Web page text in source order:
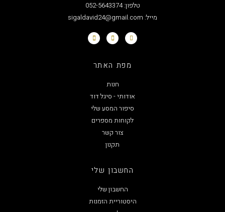
טלפון: 052-5643374
מפת האתר
אודותי - סיגל דוד
סיפור המסע שלי
לקוחות מספרים
צור קשר
החשבון שלי
החשבון שלי
היסטוריית הזמנות